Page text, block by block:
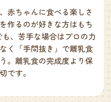
赤ちゃんに食べる楽しさ
作るのが好きな方はもち
、苦手な場合はプロの力
く「手間抜き」で離乳食
。離乳食の完成度より保
です。